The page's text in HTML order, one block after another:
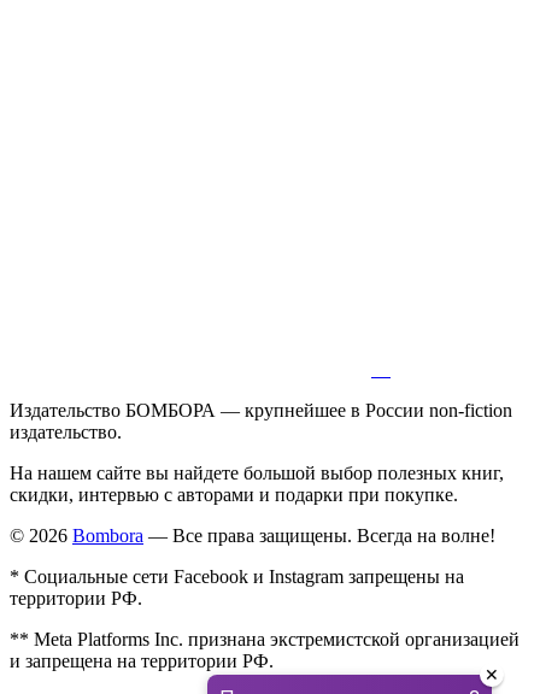
Издательство БОМБОРА — крупнейшее в России non-fiction
издательство.
На нашем сайте вы найдете большой выбор полезных книг,
скидки, интервью с авторами и подарки при покупке.
© 2026 Bombora — Все права защищены. Всегда на волне!
* Социальные сети Facebook и Instagram запрещены на
территории РФ.
** Meta Platforms Inc. признана экстремистской организацией
и запрещена на территории РФ.
✕